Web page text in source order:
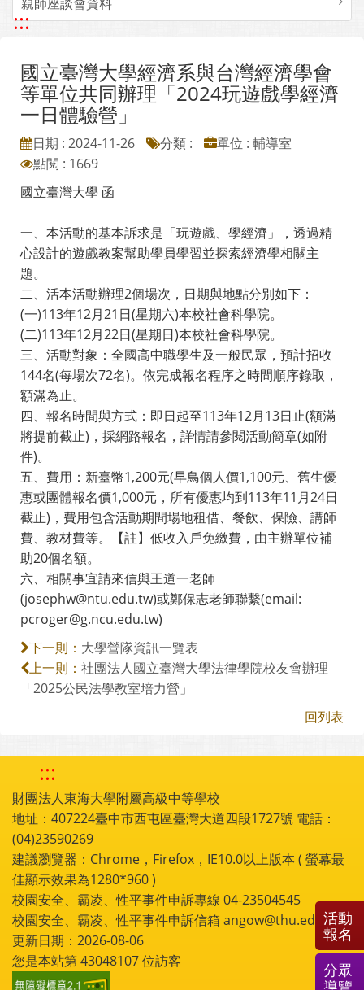
:::
國立臺灣大學經濟系與台灣經濟學會
等單位共同辦理「2024玩遊戲學經濟
一日體驗營」
日期 : 2024-11-26 分類 :
單位 : 輔導室
點閱 : 1669
國立臺灣大學 函
一、本活動的基本訴求是「玩遊戲、學經濟」，透過精
心設計的遊戲教案幫助學員學習並探索經濟學相關主
題。
二、活本活動辦理2個場次，日期與地點分別如下：
(一)113年12月21日(星期六)本校社會科學院。
(二)113年12月22日(星期日)本校社會科學院。
三、活動對象：全國高中職學生及一般民眾，預計招收
144名(每場次72名)。依完成報名程序之時間順序錄取，
額滿為止。
四、報名時間與方式：即日起至113年12月13日止(額滿
將提前截止)，採網路報名，詳情請參閱活動簡章(如附
件)。
五、費用：新臺幣1,200元(早鳥個人價1,100元、舊生優
惠或團體報名價1,000元，所有優惠均到113年11月24日
截止)，費用包含活動期間場地租借、餐飲、保險、講師
費、教材費等。【註】低收入戶免繳費，由主辦單位補
助20個名額。
六、相關事宜請來信與王道一老師
(josephw@ntu.edu.tw)或鄭保志老師聯繫(email:
pcroger@g.ncu.edu.tw)
下一則： 大學營隊資訊一覽表
上一則： 社團法人國立臺灣大學法律學院校友會辦理
「2025公民法學教室培力營」
回列表
:::
財團法人東海大學附屬高級中等學校
地址：407224臺中市西屯區臺灣大道四段1727號 電話：
(04)23590269
建議瀏覽器：Chrome，Firefox，IE10.0以上版本 ( 螢幕最
佳顯示效果為1280*960 )
校園安全、霸凌、性平事件申訴專線 04-23504545
校園安全、霸凌、性平事件申訴信箱 angow@thu.edu.tw
更新日期：2026-08-06
您是本站第43048107位訪客
活動
報名
分眾